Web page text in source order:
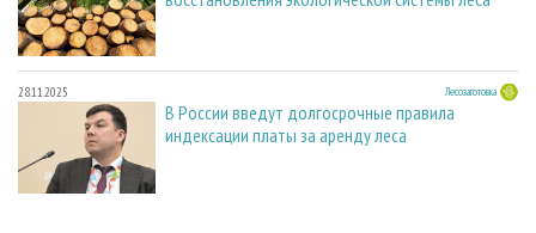
28.11.2025 Лесозаготовка
В России введут долгосрочные правила
индексации платы за аренду леса